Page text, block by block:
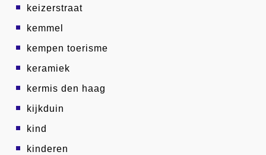
keizerstraat
kemmel
kempen toerisme
keramiek
kermis den haag
kijkduin
kind
kinderen